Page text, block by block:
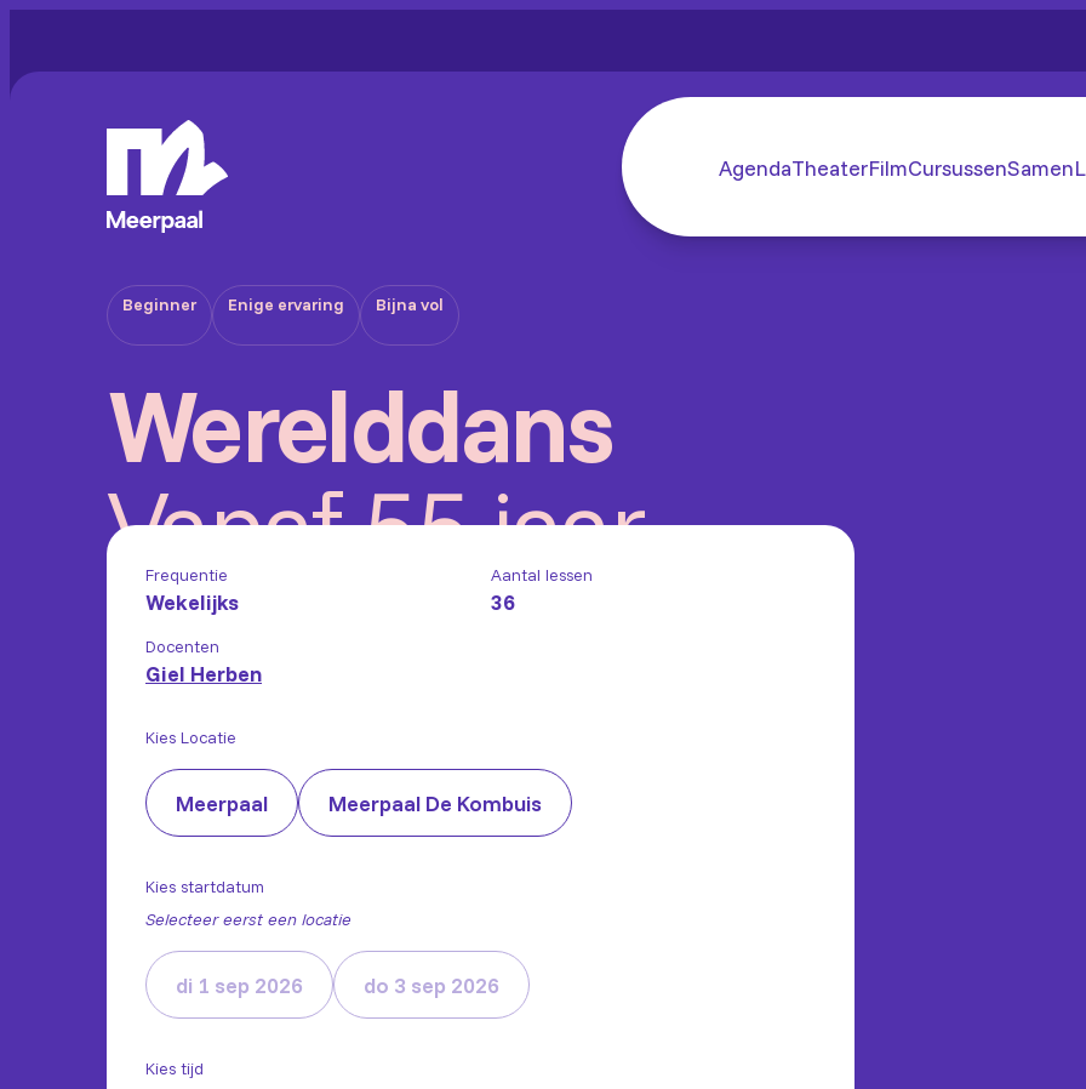
AgendaTheaterFilmCursussen
Beginner Enige ervaring Bijna vol
Werelddans
Vanaf 55 jaar
Frequentie
Wekelijks
Aantal lessen
36
Docenten
Giel Herben
Kies Locatie
Meerpaal Meerpaal De Kombuis
Kies startdatum
Selecteer eerst een locatie
di 1 sep 2026 do 3 sep 2026
Kies tijd